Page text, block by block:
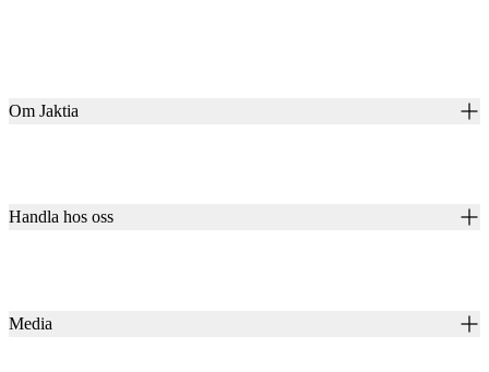
Om Jaktia
Karriär
Jaktia Brand Guidelines
Handla hos oss
Köpvillkor för företagskunder
Media